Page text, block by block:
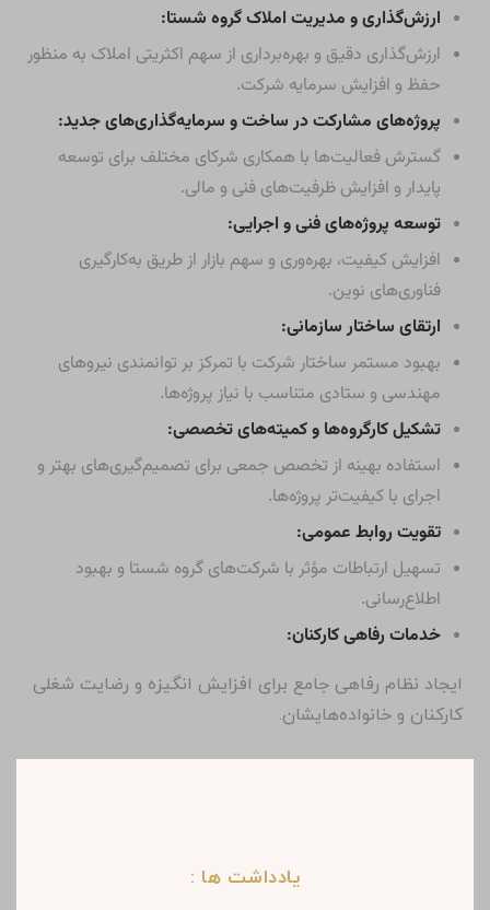
ارزش‌گذاری و مدیریت املاک گروه شستا:
ارزش‌گذاری دقیق و بهره‌برداری از سهم اکثریتی املاک به منظور
حفظ و افزایش سرمایه شرکت.
پروژه‌های مشارکت در ساخت و سرمایه‌گذاری‌های جدید:
گسترش فعالیت‌ها با همکاری شرکای مختلف برای توسعه
پایدار و افزایش ظرفیت‌های فنی و مالی.
توسعه پروژه‌های فنی و اجرایی:
افزایش کیفیت، بهره‌وری و سهم بازار از طریق به‌کارگیری
فناوری‌های نوین.
ارتقای ساختار سازمانی:
بهبود مستمر ساختار شرکت با تمرکز بر توانمندی نیروهای
مهندسی و ستادی متناسب با نیاز پروژه‌ها.
تشکیل کارگروه‌ها و کمیته‌های تخصصی:
استفاده بهینه از تخصص جمعی برای تصمیم‌گیری‌های بهتر و
اجرای با کیفیت‌تر پروژه‌ها.
تقویت روابط عمومی:
تسهیل ارتباطات مؤثر با شرکت‌های گروه شستا و بهبود
اطلاع‌رسانی.
خدمات رفاهی کارکنان:
ایجاد نظام رفاهی جامع برای افزایش انگیزه و رضایت شغلی
کارکنان و خانواده‌هایشان.
یادداشت ها :